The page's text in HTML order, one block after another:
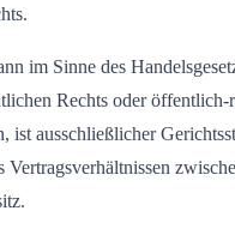
im Sinne des
Rechts oder öffentlich-
ist ausschließlicher
Vertragsverhältnissen